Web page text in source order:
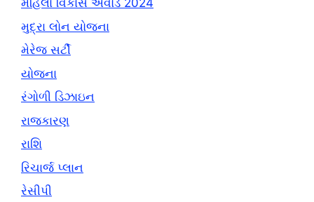
મહિલા વિકાસ એવોર્ડ 2024
મુદ્રા લોન યોજના
મેરેજ સર્ટી
યોજના
રંગોળી ડિઝાઇન
રાજકારણ
રાશિ
રિચાર્જ પ્લાન
રેસીપી